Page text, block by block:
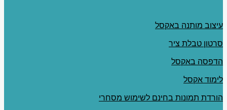
עיצוב מותנה באקסל
סרטון טבלת ציר
הדפסה באקסל
לימוד אקסל
הורדת תמונות בחינם לשימוש מסחרי